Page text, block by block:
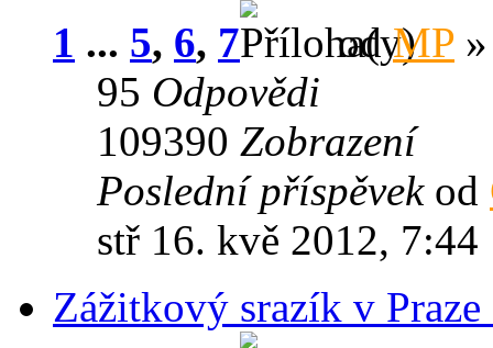
1 ... 5, 6, 7 odMP
95 Odpovědi
109390 Zobrazení
Poslední příspěvek od
stř 16. kvě 2012, 7:44
Zážitkový srazík v